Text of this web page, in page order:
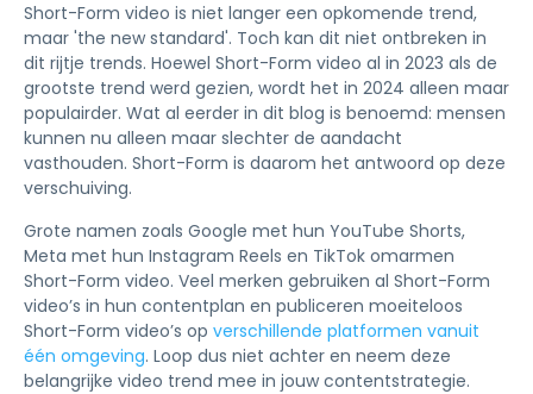
Short-Form video is niet langer een opkomende trend,
maar 'the new standard'. Toch kan dit niet ontbreken in
dit rijtje trends. Hoewel Short-Form video al in 2023 als de
grootste trend werd gezien, wordt het in 2024 alleen maar
populairder. Wat al eerder in dit blog is benoemd: mensen
kunnen nu alleen maar slechter de aandacht
vasthouden. Short-Form is daarom het antwoord op deze
verschuiving.
Grote namen zoals Google met hun YouTube Shorts,
Meta met hun Instagram Reels en TikTok omarmen
Short-Form video. Veel merken gebruiken al Short-Form
video’s in hun contentplan en publiceren moeiteloos
Short-Form video’s op verschillende platformen vanuit
één omgeving. Loop dus niet achter en neem deze
belangrijke video trend mee in jouw contentstrategie.